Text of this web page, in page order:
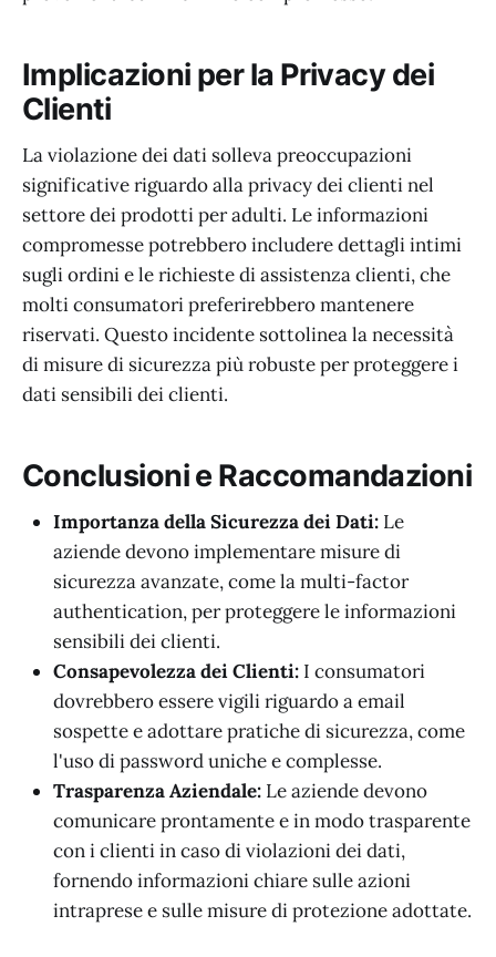
Implicazioni per la Privacy dei
Clienti
La violazione dei dati solleva preoccupazioni
significative riguardo alla privacy dei clienti nel
settore dei prodotti per adulti. Le informazioni
compromesse potrebbero includere dettagli intimi
sugli ordini e le richieste di assistenza clienti, che
molti consumatori preferirebbero mantenere
riservati. Questo incidente sottolinea la necessità
di misure di sicurezza più robuste per proteggere i
dati sensibili dei clienti.
Conclusioni e Raccomandazioni
Importanza della Sicurezza dei Dati: Le
aziende devono implementare misure di
sicurezza avanzate, come la multi-factor
authentication, per proteggere le informazioni
sensibili dei clienti.
Consapevolezza dei Clienti: I consumatori
dovrebbero essere vigili riguardo a email
sospette e adottare pratiche di sicurezza, come
l'uso di password uniche e complesse.
Trasparenza Aziendale: Le aziende devono
comunicare prontamente e in modo trasparente
con i clienti in caso di violazioni dei dati,
fornendo informazioni chiare sulle azioni
intraprese e sulle misure di protezione adottate.